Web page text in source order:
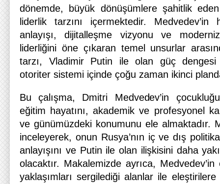
dönemde, büyük dönüşümlere şahitlik
liderlik tarzını içermektedir. Medvedev’in
anlayışı, dijitalleşme vizyonu ve
liderliğini öne çıkaran temel unsurlar
tarzı, Vladimir Putin ile olan güç dengesi
otoriter sistemi içinde çoğu zaman ikinci
Bu çalışma, Dmitri Medvedev’in
eğitim hayatını, akademik ve profesyonel
ve günümüzdeki konumunu ele almaktadır.
inceleyerek, onun Rusya’nın iç ve dış
anlayışını ve Putin ile olan ilişkisini daha
olacaktır. Makalemizde ayrıca, Medvedev’in
yaklaşımları sergilediği alanlar ile